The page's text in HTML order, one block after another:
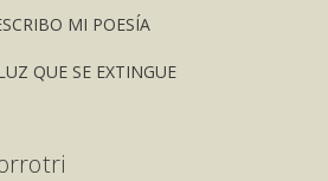
MI POESÍA
QUE SE EXTINGUE